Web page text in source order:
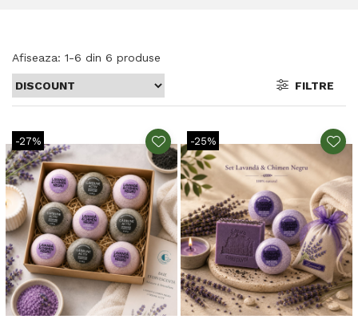
Afiseaza: 1-6 din 6 produse
FILTRE
-27% -25%